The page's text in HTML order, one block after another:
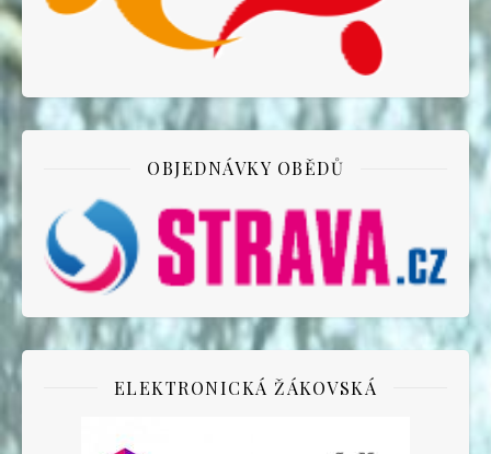
OBJEDNÁVKY OBĚDŮ
ELEKTRONICKÁ ŽÁKOVSKÁ